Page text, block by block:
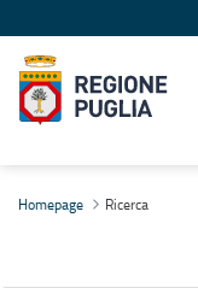
Homepage Ricerca